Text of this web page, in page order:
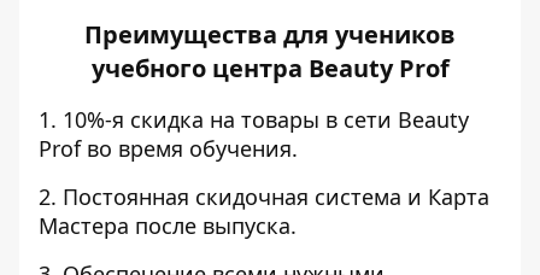
Преимущества для учеников
учебного центра Beauty Prof
1. 10%-я скидка на товары в сети Beauty
Prof во время обучения.
2. Постоянная скидочная система и Карта
Мастера после выпуска.